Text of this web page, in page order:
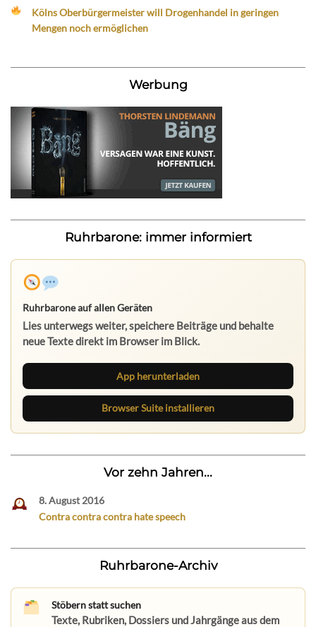
Kölns Oberbürgermeister will Drogenhandel in geringen
Mengen noch ermöglichen
Werbung
Ruhrbarone: immer informiert
Ruhrbarone auf allen Geräten
Lies unterwegs weiter, speichere Beiträge und behalte
neue Texte direkt im Browser im Blick.
App herunterladen
Browser Suite installieren
Vor zehn Jahren...
8. August 2016
Contra contra contra hate speech
Ruhrbarone-Archiv
Stöbern statt suchen
Texte, Rubriken, Dossiers und Jahrgänge aus dem